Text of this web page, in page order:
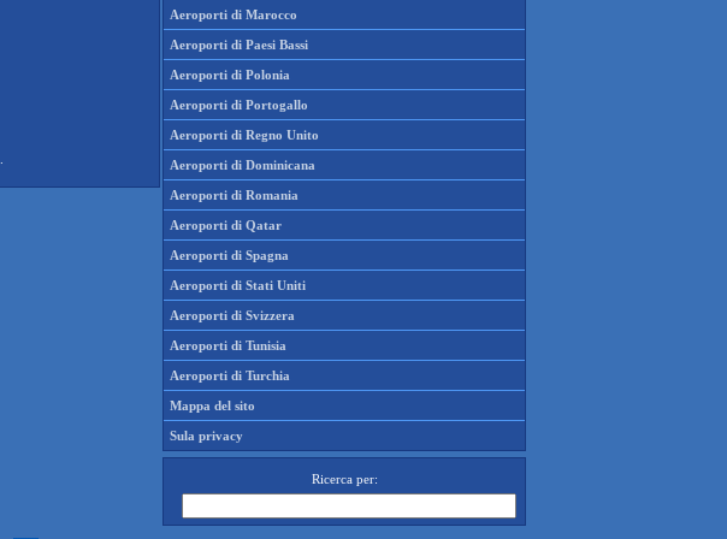
Aeroporti di Marocco
Aeroporti di Paesi Bassi
Aeroporti di Polonia
Aeroporti di Portogallo
Aeroporti di Regno Unito
Aeroporti di Dominicana
Aeroporti di Romania
Aeroporti di Qatar
Aeroporti di Spagna
Aeroporti di Stati Uniti
Aeroporti di Svizzera
Aeroporti di Tunisia
Aeroporti di Turchia
Mappa del sito
Sula privacy
Ricerca per: